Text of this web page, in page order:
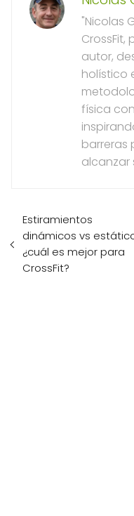
"Nicolas
autor,
holístico
física
barreras
alcanzar
Estiramientos
dinámicos vs
¿cuál es mejor para
CrossFit?